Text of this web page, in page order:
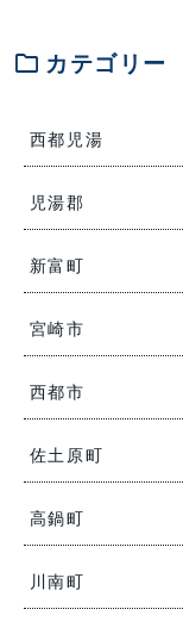
folder カテゴリー
西都児湯
児湯郡
新富町
宮崎市
西都市
佐土原町
高鍋町
川南町